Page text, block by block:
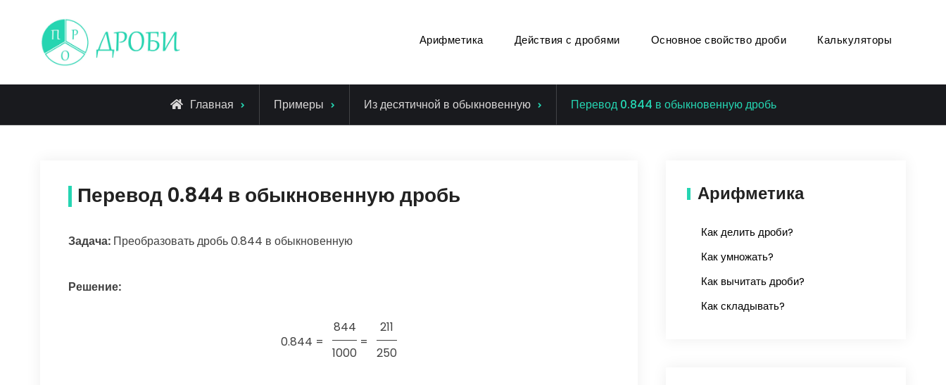
content
Арифметика Действия с дробями Основное свойство дроби Калькуляторы
Главная Примеры Из десятичной в обыкновенную Перевод 0.844 в обыкновенную дробь
Перевод 0.844 в обыкновенную дробь
Задача: Преобразовать дробь 0.844 в обыкновенную
Решение:
0.844 =
844
1000
=
211
250
Арифметика
Как делить дроби?
Как умножать?
Как вычитать дроби?
Как складывать?